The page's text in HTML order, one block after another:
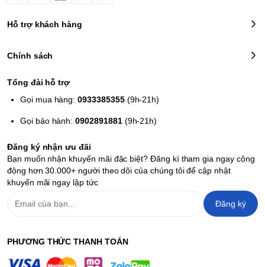
Hỗ trợ khách hàng
Chính sách
Tổng đài hỗ trợ
Gọi mua hàng:0933385355(9h-21h)
Gọi bảo hành:0902891881(9h-21h)
Đăng ký nhận ưu đãi
Bạn muốn nhận khuyến mãi đặc biệt? Đăng kí tham gia ngay cộng
động hơn 30.000+ người theo dõi của chúng tôi để cập nhật
khuyến mãi ngay lập tức
Đăng ký
PHƯƠNG THỨC THANH TOÁN